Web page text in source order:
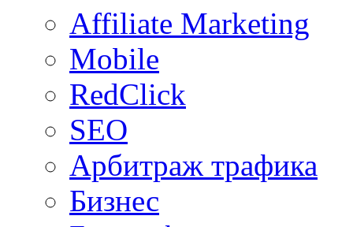
Affiliate Marketing
Mobile
RedClick
SEO
Арбитраж трафика
Бизнес